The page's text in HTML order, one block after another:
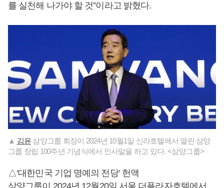
를 실천해 나가야 할 것”이라고 밝혔다.
▲ 김윤 삼양그룹 회장이 2024년 10월1일 신라호텔에서 열린 삼양
그룹 창립 100주년 기념식에서 인사말을 하고 있다. <삼양그룹>
△‘대한민국 기업 명예의 전당’ 헌액